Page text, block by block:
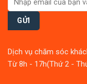
Dịch vụ chăm sóc
Từ 8h - 17h(Thứ 2 -